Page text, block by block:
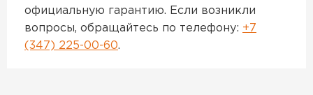
официальную гарантию. Если возникли
вопросы, обращайтесь по телефону: +7
(347) 225-00-60.